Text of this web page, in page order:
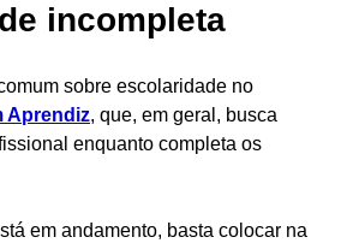
incompleta
sobre escolaridade no
Aprendiz, que, em geral, busca
enquanto completa os
em andamento, basta colocar na